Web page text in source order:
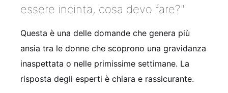
essere incinta, cosa devo fare?"
Questa è una delle domande che genera più
ansia tra le donne che scoprono una gravidanza
inaspettata o nelle primissime settimane. La
risposta degli esperti è chiara e rassicurante.